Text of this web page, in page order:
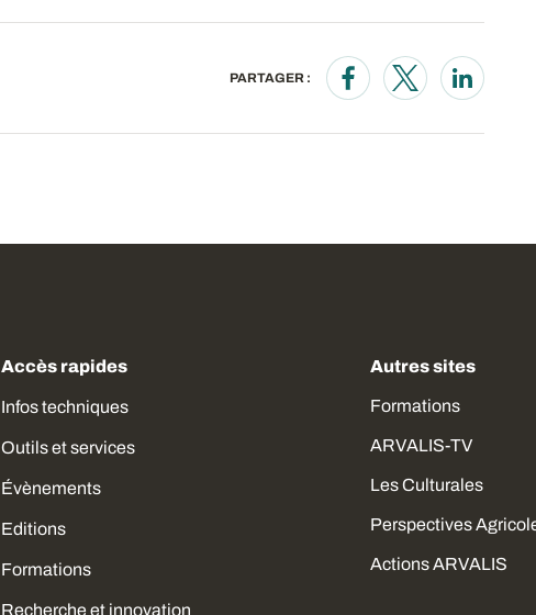
PARTAGER :
Opens in a new
Opens in a
Opens
Accès rapides
Infos techniques
Outils et services
Évènements
Editions
Formations
Recherche et innovation
Autres sites
Formations
ARVALIS-TV
Les Culturales
Perspectives
Actions ARVALIS